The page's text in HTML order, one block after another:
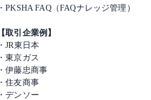
・PKSHA FAQ（FAQナレッジ管理）
【取引企業例】
・JR東日本
・東京ガス
・伊藤忠商事
・住友商事
・デンソー